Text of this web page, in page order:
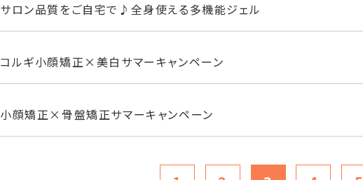
サロン品質をご自宅で♪全身使える多機能ジェル
コルギ小顔矯正×美白サマーキャンペーン
小顔矯正×骨盤矯正サマーキャンペーン